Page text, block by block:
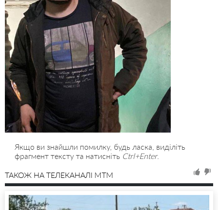
Якщо ви знайшли помилку, будь ласка, виділіть
фрагмент тексту та натисніть Ctrl+Enter.
ТАКОЖ НА ТЕЛЕКАНАЛІ MTM